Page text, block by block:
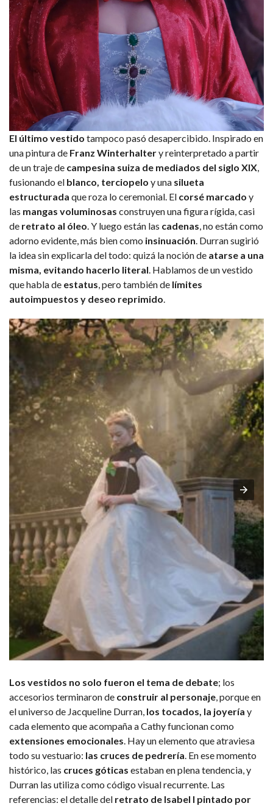
El último vestido tampoco pasó desapercibido. Inspirado en
una pintura de Franz Winterhaltery reinterpretado a partir
de un traje de campesina suiza de mediados del siglo XIX,
fusionando el blanco, terciopelo y una silueta
estructurada que roza lo ceremonial. El corsé marcado y
las mangas voluminosas construyen una figura rígida, casi
de retrato al óleo. Y luego están las cadenas, no están como
adorno evidente, más bien como insinuación. Durran sugirió
la idea sin explicarla del todo: quizá la noción de atarse a una
misma, evitando hacerlo literal. Hablamos de un vestido
que habla de estatus, pero también de límites
autoimpuestos y deseo reprimido.
Los vestidos no solo fueron el tema de debate; los
accesorios terminaron de construir al personaje, porque en
el universo de Jacqueline Durran, los tocados, la joyería y
cada elemento que acompaña a Cathy funcionan como
extensiones emocionales. Hay un elemento que atraviesa
todo su vestuario: las cruces de pedrería. En ese momento
histórico, las cruces góticas estaban en plena tendencia, y
Durran las utiliza como código visual recurrente. Las
referencias: el detalle del retrato de Isabel I pintado por